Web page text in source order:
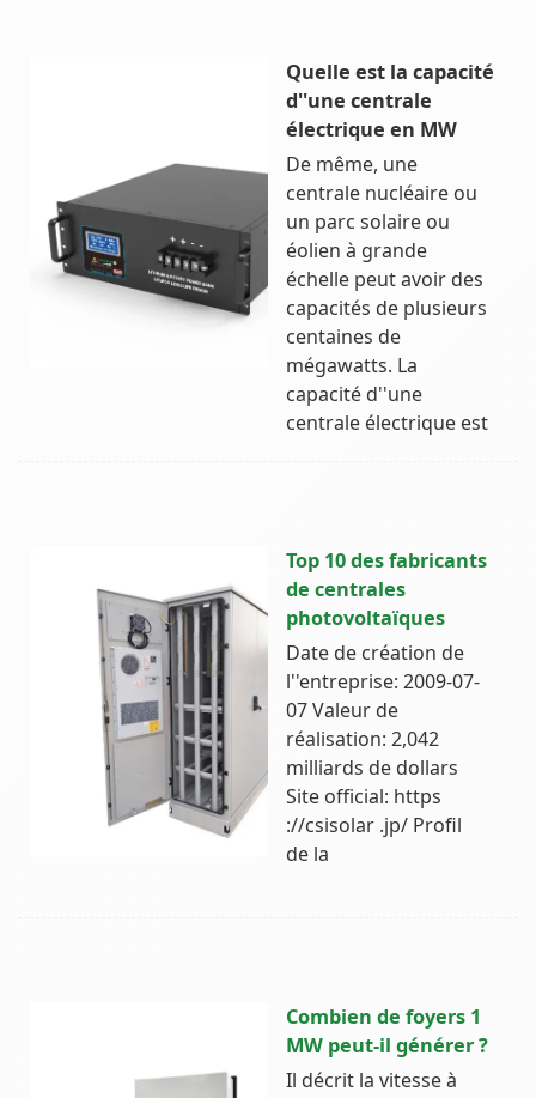
Quelle est la capacité
d''une centrale
électrique en MW
De même, une
centrale nucléaire ou
un parc solaire ou
éolien à grande
échelle peut avoir des
capacités de plusieurs
centaines de
mégawatts. La
capacité d''une
centrale électrique est
Top 10 des fabricants
de centrales
photovoltaïques
Date de création de
l''entreprise: 2009-07-
07 Valeur de
réalisation: 2,042
milliards de dollars
Site official: https
://csisolar .jp/ Profil
de la
Combien de foyers 1
MW peut-il générer ?
Il décrit la vitesse à